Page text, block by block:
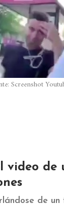
Screenshot
video de
de